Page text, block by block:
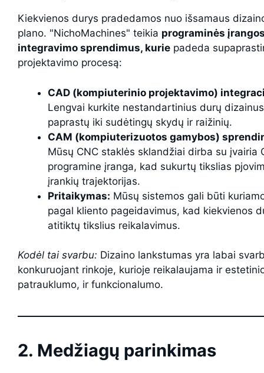
Kiekvienos durys pradedamos nuo išsamaus
plano. "NichoMachines" teikia programinės
integravimo sprendimus, kurie padeda
projektavimo procesą:
CAD (kompiuterinio projektavimo)
Lengvai kurkite nestandartinius durų
paprastų iki sudėtingų skydų ir raižinių.
CAM (kompiuterizuotos gamybos)
Mūsų CNC staklės sklandžiai dirba su įvairia
programine įranga, kad sukurtų tikslias
įrankių trajektorijas.
Pritaikymas: Mūsų sistemos gali būti
pagal kliento pageidavimus, kad kiekvienos
atitiktų tikslius reikalavimus.
Kodėl tai svarbu: Dizaino lankstumas yra labai
konkuruojant rinkoje, kurioje reikalaujama ir
patrauklumo, ir funkcionalumo.
2. Medžiagų parinkimas